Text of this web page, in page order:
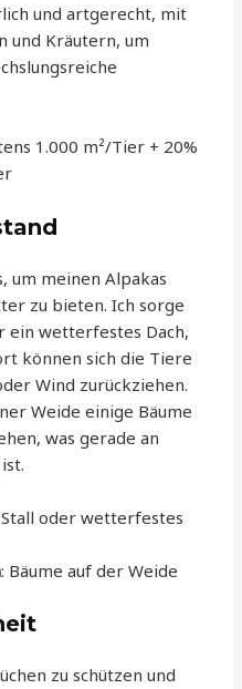
und artgerecht, mit
und Kräutern, um
1.000 m²/Tier + 20%
um meinen Alpakas
zu bieten. Ich sorge
ein wetterfestes Dach,
können sich die Tiere
Wind zurückziehen.
Weide einige Bäume
was gerade an
oder wetterfestes
: Bäume auf der Weide
zu schützen und